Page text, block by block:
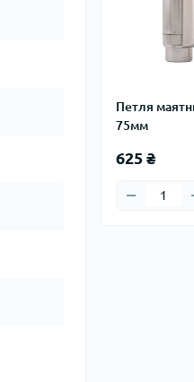
Петля
75мм
625 ₴